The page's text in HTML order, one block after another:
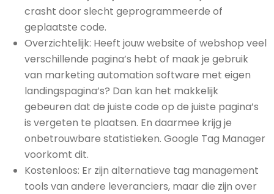
crasht door slecht geprogrammeerde of
geplaatste code.
Overzichtelijk: Heeft jouw website of webshop veel
verschillende pagina’s hebt of maak je gebruik
van marketing automation software met eigen
landingspagina’s? Dan kan het makkelijk
gebeuren dat de juiste code op de juiste pagina’s
is vergeten te plaatsen. En daarmee krijg je
onbetrouwbare statistieken. Google Tag Manager
voorkomt dit.
Kostenloos: Er zijn alternatieve tag management
tools van andere leveranciers, maar die zijn over